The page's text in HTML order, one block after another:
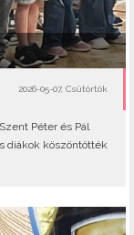
2026-05-07, Csütörtök
Péter és Pál
diákok köszöntötték